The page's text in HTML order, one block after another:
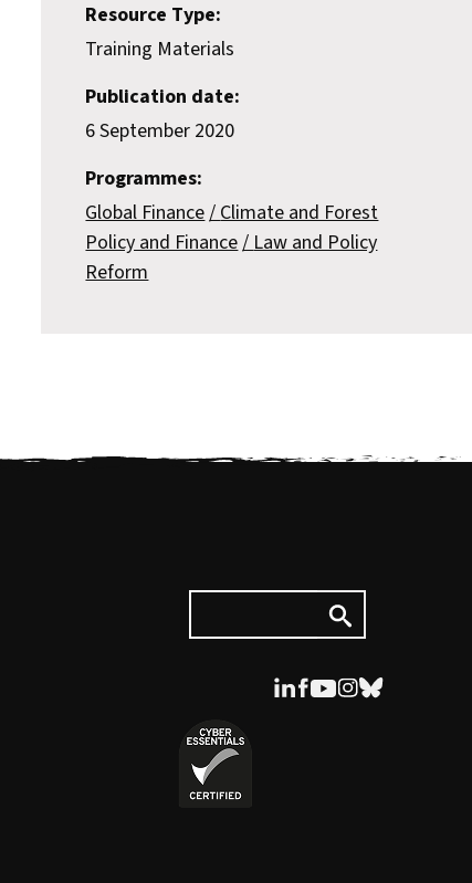
Resource Type:
Training Materials
Publication date:
6 September 2020
Programmes:
Global Finance Climate and Forest
Policy and Finance Law and Policy
Reform